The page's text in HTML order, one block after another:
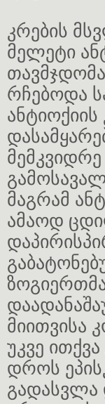
კრების
მელეტი
რჩებოდა
მაგრამ
ამაოდ
მიითვისა
უკვე
დროს
გადასვლა